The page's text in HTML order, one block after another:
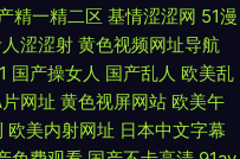
ts92伪娘网 日韩熟妇视频 91在
情深爱五月婷婷 久久精品麻豆
本免费片 91福利姬在线观看网
精一精二区 基情涩涩网 51漫
涩涩射 黄色视频网址导航
国产操女人 国产乱人 欧美乱
网址 黄色视屏网站 欧美午
欧美内射网址 日本中文字幕